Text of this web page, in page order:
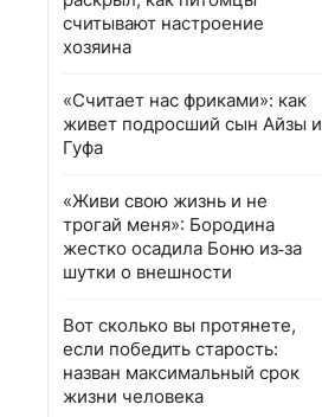
считывают настроение
хозяина
«Считает нас фриками»: как
живет подросший сын Айзы и
Гуфа
«Живи свою жизнь и не
трогай меня»: Бородина
жестко осадила Боню из‑за
шутки о внешности
Вот сколько вы протянете,
если победить старость:
назван максимальный срок
жизни человека